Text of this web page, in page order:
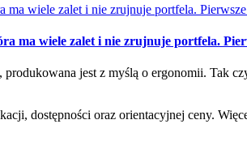
ma wiele zalet i nie zrujnuje portfela.
jest z myślą o ergonomii. Tak
dostępności oraz orientacyjnej ceny.